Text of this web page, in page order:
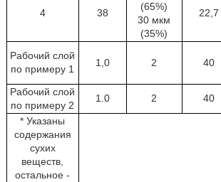
4 38
(65%)
30 мкм
(35%)
22,7
Рабочий слой
по примеру 1
1,0 2 40
Рабочий слой
по примеру 2
1.0 2 40
* Указаны
содержания
сухих
веществ,
остальное -